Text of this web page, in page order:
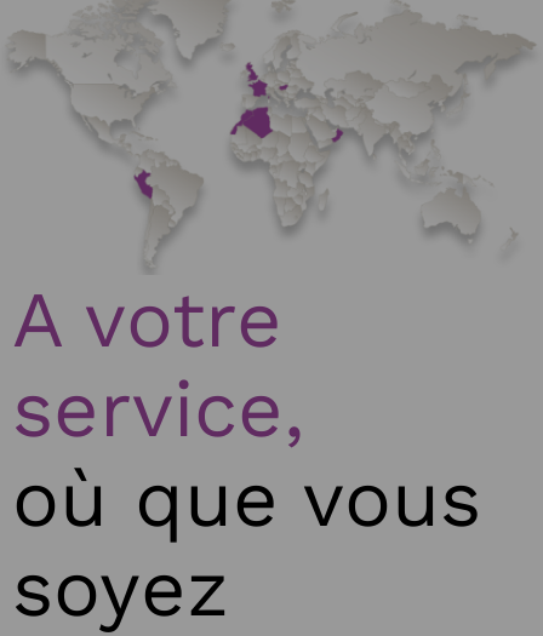
A votre
service,
où que vous
soyez